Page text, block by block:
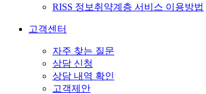
RISS 정보취약계층 서비스 이용방법
고객센터
자주 찾는 질문
상담 신청
상담 내역 확인
고객제안